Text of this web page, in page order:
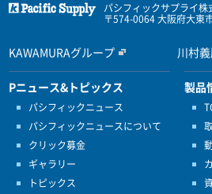
パシフィックサプライ
〒574-0064 大阪府大東
KAWAMURAグループ 川村
Pニュース&トピックス
パシフィックニュース
パシフィックニュースについて
クリック募金
ギャラリー
トピックス
製品